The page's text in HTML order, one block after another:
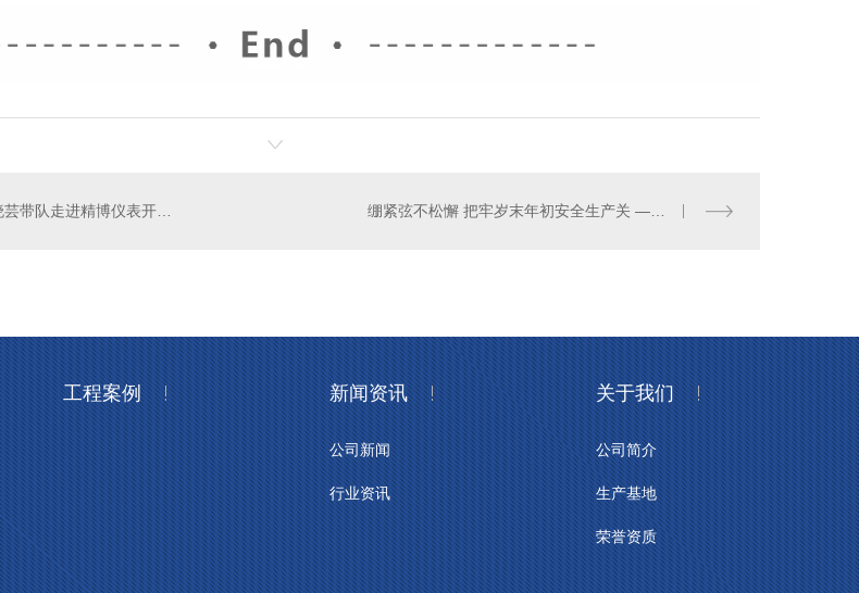
开封海关关长李晓芸带队走进精博仪表开展调研 绷紧弦不松懈 把牢岁末年初安全生产关 ——精博仪表安全教育培训
工程案例 新闻资讯
公司新闻
行业资讯
关于我们
公司简介
生产基地
荣誉资质